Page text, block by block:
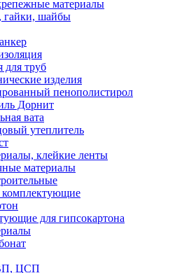
материалы
шайбы
для труб
изделия
пенополистирол
Дорнит
вата
утеплитель
клейкие ленты
материалы
комплектующие
для гипсокартона
ЦСП